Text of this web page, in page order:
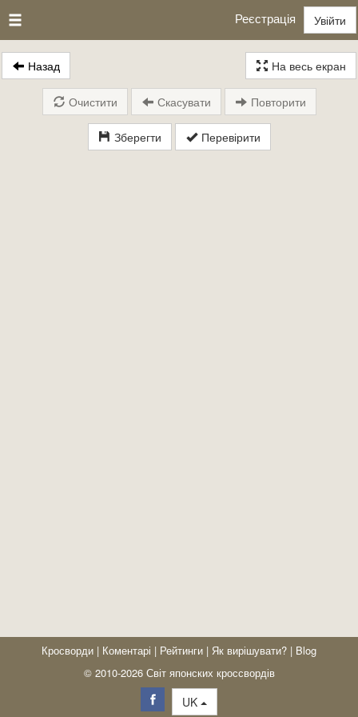
Реєстрація Увійти
Назад На весь екран
Зберегти Перевірити
Очистити Скасувати Повторити
Кросворди | Коментарі | Рейтинги | Як вирішувати? | Blog
© 2010-2026 Світ японских кроссвордів
UK